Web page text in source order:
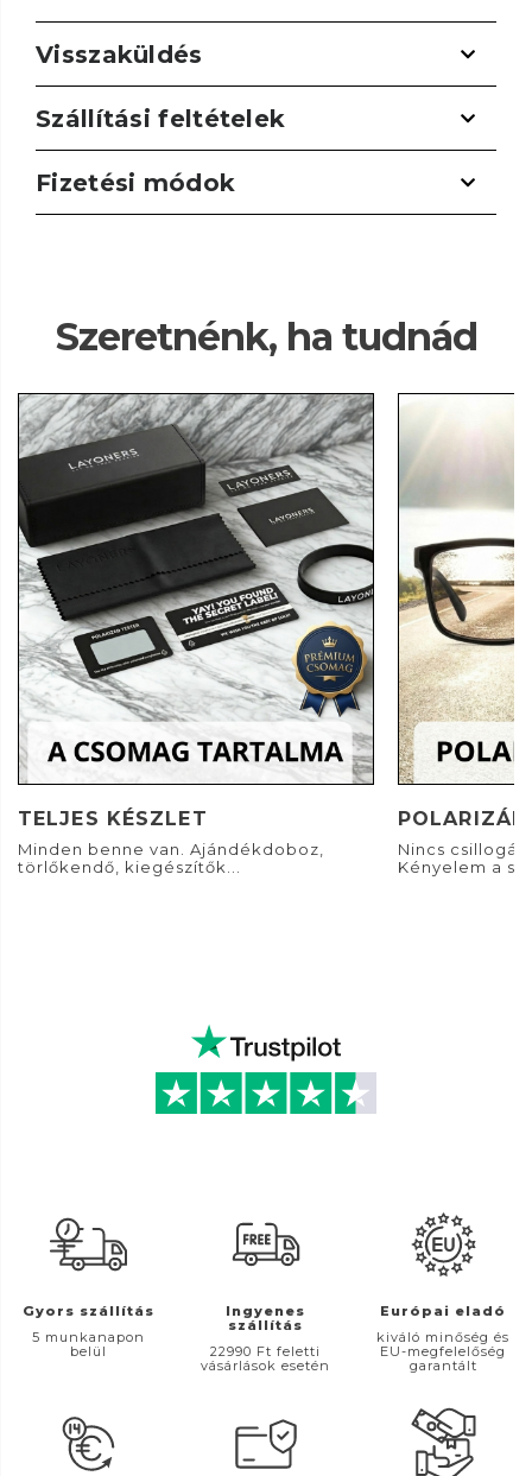
Visszaküldés
Szállítási feltételek
Fizetési módok
Szeretnénk, ha tudnád
TELJES KÉSZLET
Minden benne van. Ajándékdoboz,
törlőkendő, kiegészítők...
Nincs
Kényelem a
Gyors szállítás
5 munkanapon
belül
Ingyenes
szállítás
22990 Ft feletti
vásárlások esetén
Európai eladó
kiváló minőség és
EU-megfelelőség
garantált